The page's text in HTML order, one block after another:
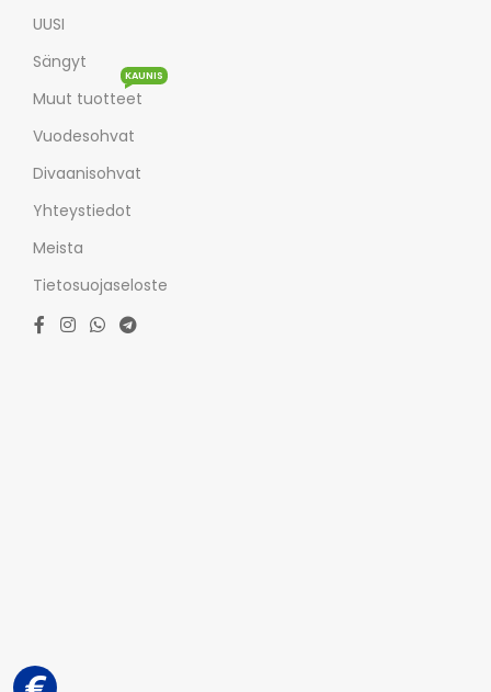
UUSI
Sängyt
Muut tuotteet
KAUNIS
Vuodesohvat
Divaanisohvat
Yhteystiedot
Meista
Tietosuojaseloste